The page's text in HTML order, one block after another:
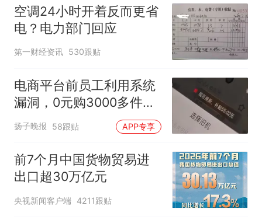
空调24小时开着反而更省
电？电力部门回应
第一财经资讯 530跟贴
电商平台前员工利用系统
漏洞，0元购3000多件家
电！
扬子晚报 58跟贴 APP专享
前7个月中国货物贸易进
出口超30万亿元
央视新闻客户端 4211跟贴